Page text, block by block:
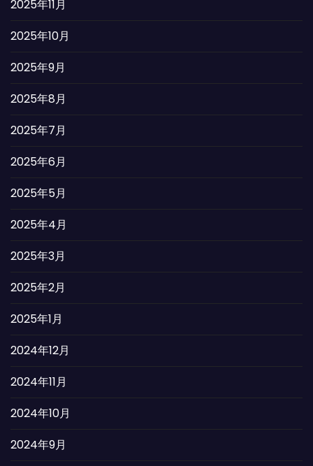
2025年11月
2025年10月
2025年9月
2025年8月
2025年7月
2025年6月
2025年5月
2025年4月
2025年3月
2025年2月
2025年1月
2024年12月
2024年11月
2024年10月
2024年9月